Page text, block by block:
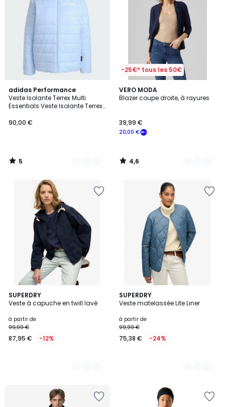
adidas Performance
Veste Isolante Terrex Multi
Essentials Veste Isolante Terrex
90,00 €
5
/
5
3
Couleurs
5
/
-25€* tous les 50€
VERO MODA
Blazer coupe droite, à rayures
20,00 €
39,99 €
4,6
/ 5
2
Couleurs
4,6
/
SUPERDRY
Veste à capuche en twill lavé
à partir de
99,99 €
87,95 € -12%
3
Couleurs
SUPERDRY
Veste matelassée Lite Liner
à partir de
99,99 €
75,38 € -24%
2
Couleurs